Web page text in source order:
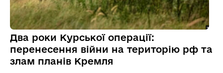
Два роки Курської операції:
перенесення війни на територію рф та
злам планів Кремля